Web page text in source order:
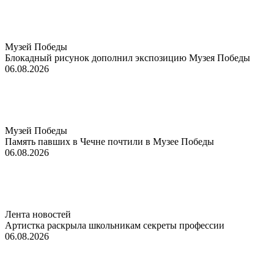
Музей Победы
Блокадный рисунок дополнил экспозицию Музея Победы
06.08.2026
Музей Победы
Память павших в Чечне почтили в Музее Победы
06.08.2026
Лента новостей
Артистка раскрыла школьникам секреты профессии
06.08.2026